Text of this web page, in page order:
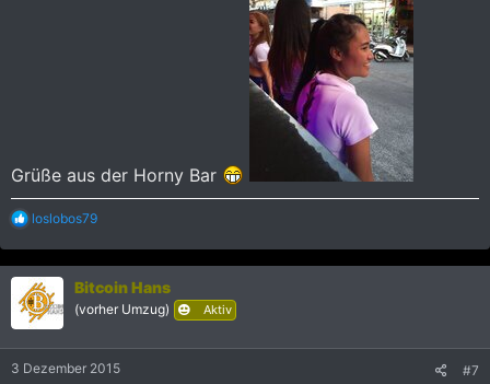
Grüße aus der Horny Bar
R
a
k
t
i
o
n
loslobos79
Bitcoin Hans
(vorher Umzug) Aktiv
3 Dezember 2015 #7